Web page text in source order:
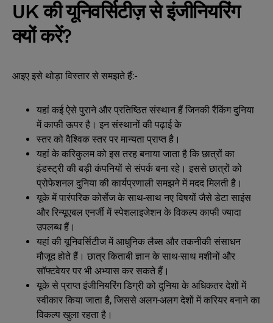
UK की यूनिवर्सिटीज़ से इंजीनियरिंग
क्यों करें?
आइए इसे थोड़ा विस्तार से समझते हैं:-
यहां कई ऐसे पुराने और प्रतिष्ठित संस्थान हैं जिनकी रैंकिंग दुनिया
में काफी ऊपर है। इन संस्थानों की पढ़ाई के
स्तर को वैश्विक स्तर पर मान्यता प्राप्त है।
यहां के करिकुलम को इस तरह बनाया जाता है कि छात्रों का
इंडस्ट्री की बड़ी कंपनियों से संपर्क बना रहे। इससे छात्रों को
प्रोफेशनल दुनिया की कार्यप्रणाली समझने में मदद मिलती है।
यूके में पारंपरिक कोर्सेज के साथ-साथ नए विषयों जैसे डेटा साइंस
और रिन्यूएबल एनर्जी में स्पेशलाइजेशन के विकल्प काफी ज्यादा
उपलब्ध हैं।
यहां की यूनिवर्सिटीज में आधुनिक लैब्स और तकनीकी संसाधन
मौजूद होते हैं। छात्र किताबी ज्ञान के साथ-साथ मशीनों और
सॉफ्टवेयर पर भी अभ्यास कर सकते हैं।
यूके से प्राप्त इंजीनियरिंग डिग्री को दुनिया के अधिकतर देशों में
स्वीकार किया जाता है, जिससे अलग-अलग देशों में करियर बनाने का
विकल्प खुला रहता है।